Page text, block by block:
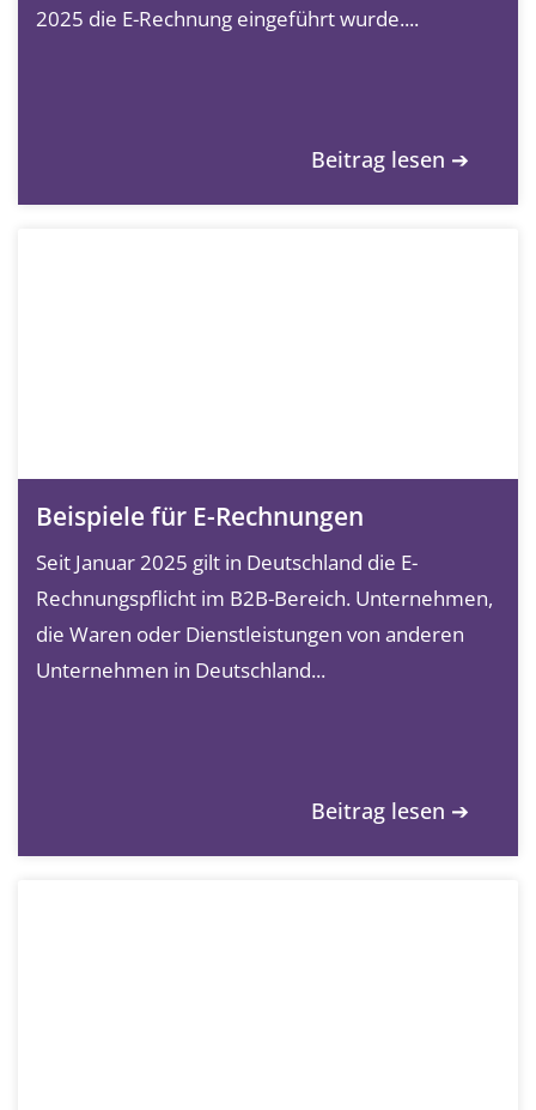
2025 die E-Rechnung eingeführt wurde....
Beitrag lesen ➔
Beispiele für E-Rechnungen
Seit Januar 2025 gilt in Deutschland die E-
Rechnungspflicht im B2B-Bereich. Unternehmen,
die Waren oder Dienstleistungen von anderen
Unternehmen in Deutschland...
Beitrag lesen ➔